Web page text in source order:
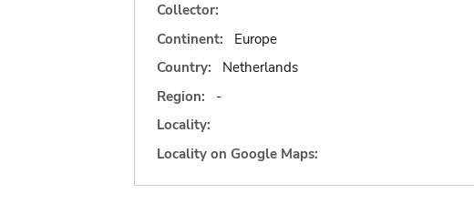
Collector:
Continent:
Europe
Country:
Netherlands
Region:
-
Locality:
Locality on Google Maps: